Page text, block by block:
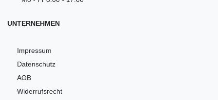
UNTERNEHMEN
Impressum
Datenschutz
AGB
Widerrufsrecht